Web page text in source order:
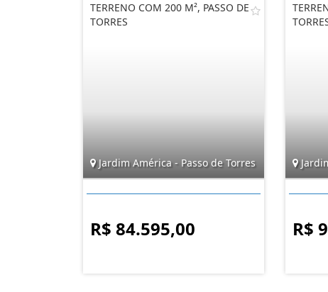
TERRENO COM 200 M², PASSO DE
TORRES
Jardim América - Passo de Torres
R$ 84.595,00 R$